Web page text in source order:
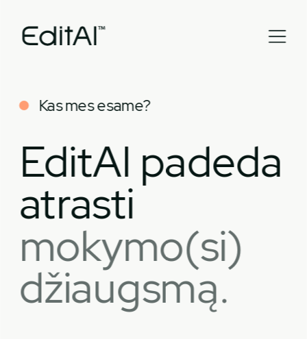
Kas mes esame?
EditAI padeda
atrasti
mokymo(si)
džiaugsmą.